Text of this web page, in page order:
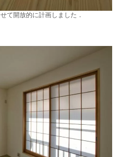
て開放的に計画しました．